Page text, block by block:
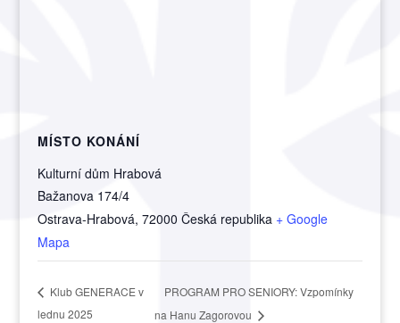
MÍSTO KONÁNÍ
Kulturní dům Hrabová
Bažanova 174/4
Ostrava-Hrabová, 72000 Česká republika + Google
Mapa
Klub GENERACE v
lednu 2025
PROGRAM PRO SENIORY: Vzpomínky
na Hanu Zagorovou